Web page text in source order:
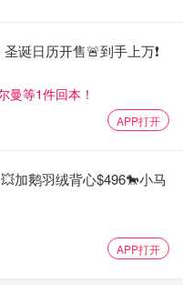
诞日历开售🚨到手上万❗️
等1件回本！
APP打开
加鹅羽绒背心$496🐎小马
APP打开